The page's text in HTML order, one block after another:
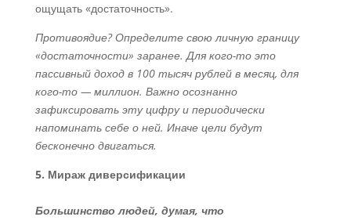
ощущать «достаточность».
Противоядие? Определите свою личную границу
«достаточности» заранее. Для кого-то это
пассивный доход в 100 тысяч рублей в месяц, для
кого-то — миллион. Важно осознанно
зафиксировать эту цифру и периодически
напоминать себе о ней. Иначе цели будут
бесконечно двигаться.
5. Мираж диверсификации
Большинство людей, думая, что